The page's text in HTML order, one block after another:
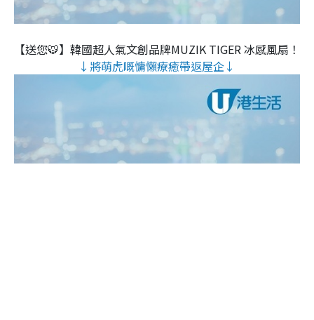
【送您🐯】韓國超人氣文創品牌MUZIK TIGER 冰感風扇！
↓將萌虎嘅慵懶療癒帶返屋企↓